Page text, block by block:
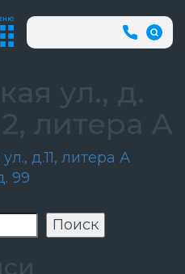
+7
(812)
ул., д.
литера А
д.11, литера А
99
Поиск